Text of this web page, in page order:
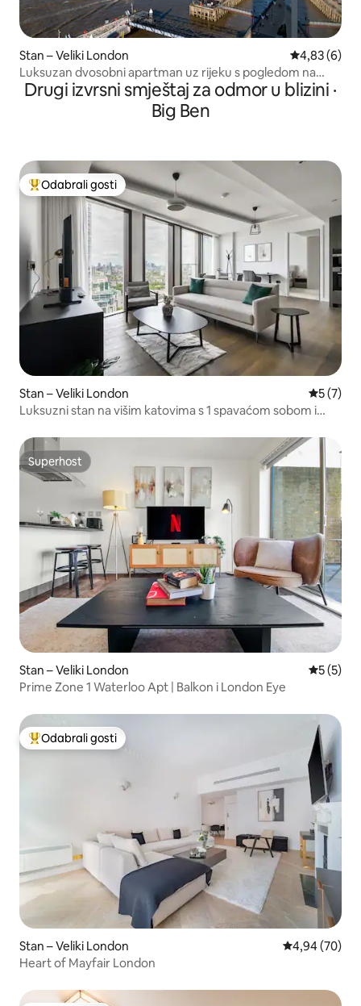
Stan – Veliki London Prosječna
4,83 (6)
Luksuzan dvosobni apartman uz rijeku s pogledom na
kultne znamenitosti
Drugi izvrsni smještaj za odmor u blizini ·
Big Ben
Među najviše rangiranima s oznakom „Odabrali gosti”
Odabrali gosti
Stan – Veliki London
5 (7)
Luksuzni stan na višim katovima s 1 spavaćom sobom i
Superhost
Superhost
Stan – Veliki London
5 (5)
Prime Zone 1 Waterloo Apt | Balkon i London Eye
Među najviše rangiranima s oznakom „Odabrali gosti”
Odabrali gosti
Stan – Veliki London Prosječna
4,94 (70)
Heart of Mayfair London